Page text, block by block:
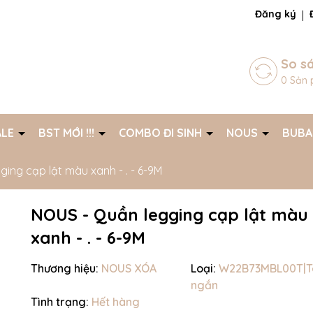
Đăng ký
So
0 Sản
BST MỚI !!! COMBO ĐI SINH NOUS
cạp lật màu xanh - . - 6-9M
NOUS - Quần legging cạp lật màu
xanh - . - 6-9M
Thương hiệu: NOUS XÓA Loại:
ngắn
Tình trạng: Hết hàng